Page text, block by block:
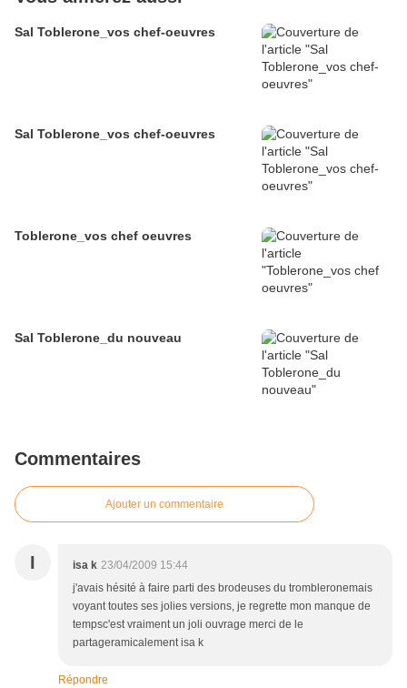
Sal Toblerone_vos chef-oeuvres
Sal Toblerone_vos chef-oeuvres
Toblerone_vos chef oeuvres
Sal Toblerone_du nouveau
Commentaires
Ajouter un commentaire
I isa k 23/04/2009 15:44
j'avais hésité à faire parti des brodeuses du trombleronemais
voyant toutes ses jolies versions, je regrette mon manque de
tempsc'est vraiment un joli ouvrage merci de le
partageramicalement isa k
Répondre